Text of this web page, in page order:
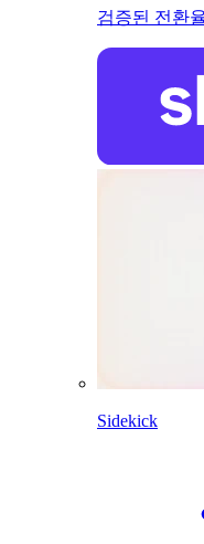
검증된 전환
Sidekick